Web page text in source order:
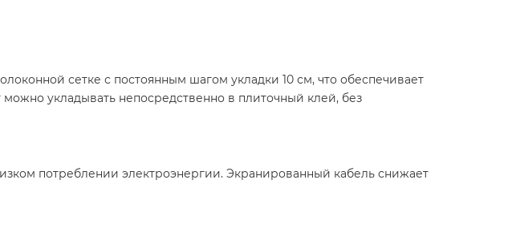
сетке с постоянным шагом укладки 10 см, что обеспечивает
укладывать непосредственно в плиточный клей, без
потреблении электроэнергии. Экранированный кабель снижает